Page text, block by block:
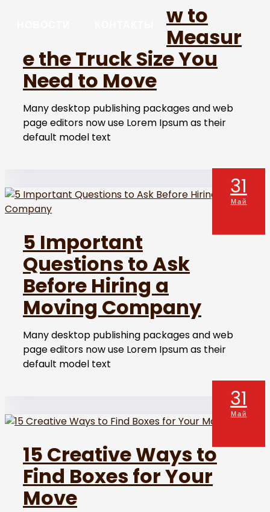
w to
Measur
e the Truck Size You
Need to Move
Many desktop publishing packages and web
page editors now use Lorem Ipsum as their
default model text
31
Май
5 Important
Questions to Ask
Before Hiring a
Moving Company
Many desktop publishing packages and web
page editors now use Lorem Ipsum as their
default model text
31
Май
15 Creative Ways to
Find Boxes for Your
Move